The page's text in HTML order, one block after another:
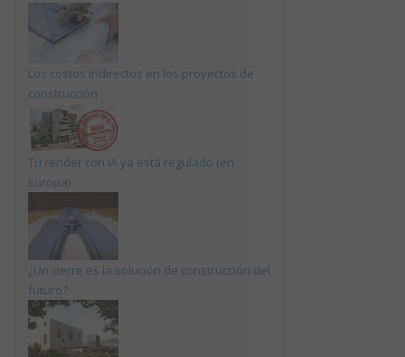
Los costos indirectos en los proyectos de
construcción
Tu render con IA ya está regulado (en
Europa)
¿Un cierre es la solución de construcción del
futuro?